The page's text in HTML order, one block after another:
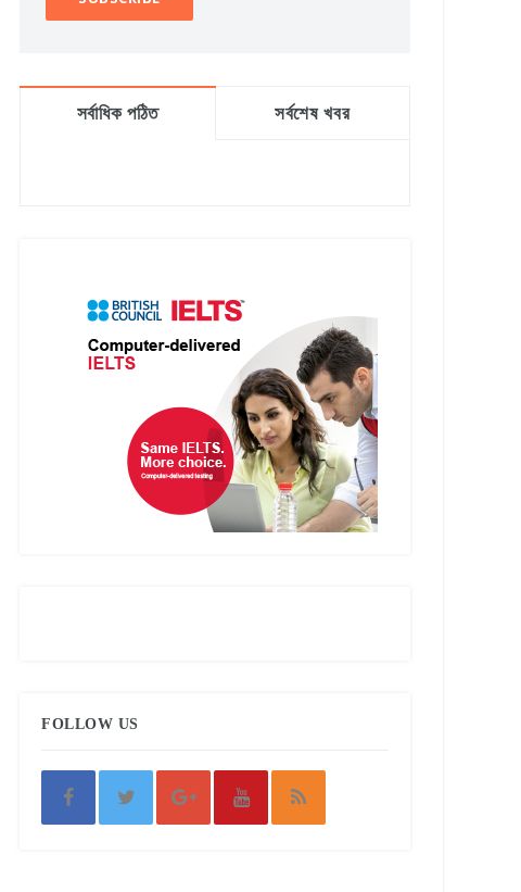
সর্বাধিক পঠিত সর্বশেষ খবর
FOLLOW US